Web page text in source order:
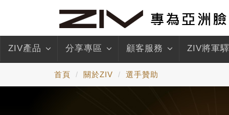
ZIV產品 分享專區 顧客服務 ZIV將軍
首頁 關於ZIV 選手贊助